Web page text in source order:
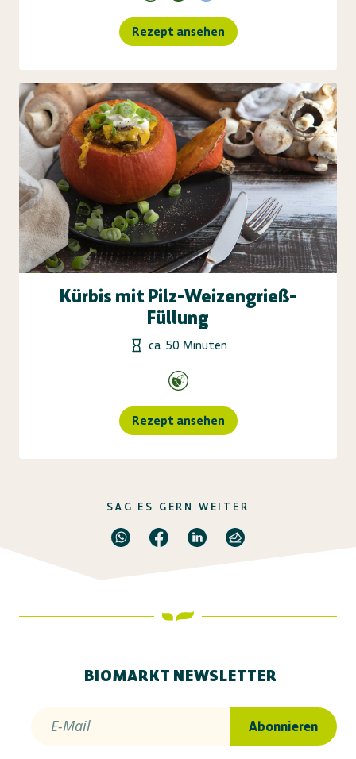
Rezept ansehen
Kürbis mit Pilz-Weizengrieß-
Füllung
ca. 50 Minuten
Rezept ansehen
SAG ES GERN WEITER
BIOMARKT NEWSLETTER
E-Mail Abonnieren